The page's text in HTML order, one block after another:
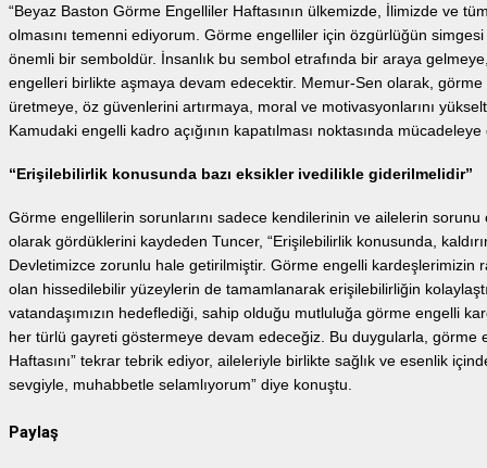
“Beyaz Baston Görme Engelliler Haftasının ülkemizde, İlimizde ve
olmasını temenni ediyorum. Görme engelliler için özgürlüğün
önemli bir semboldür. İnsanlık bu sembol etrafında bir araya
engelleri birlikte aşmaya devam edecektir. Memur-Sen olarak, görme
üretmeye, öz güvenlerini artırmaya, moral ve motivasyonlarını
Kamudaki engelli kadro açığının kapatılması noktasında
“Erişilebilirlik konusunda bazı eksikler ivedilikle giderilmelidir”
Görme engellilerin sorunlarını sadece kendilerinin ve ailelerin
olarak gördüklerini kaydeden Tuncer, “Erişilebilirlik konusunda,
Devletimizce zorunlu hale getirilmiştir. Görme engelli
olan hissedilebilir yüzeylerin de tamamlanarak erişilebilirliğin
vatandaşımızın hedeflediği, sahip olduğu mutluluğa görme engelli
her türlü gayreti göstermeye devam edeceğiz. Bu duygularla, görme
Haftasını” tekrar tebrik ediyor, aileleriyle birlikte sağlık ve esenlik
sevgiyle, muhabbetle selamlıyorum” diye konuştu.
Paylaş